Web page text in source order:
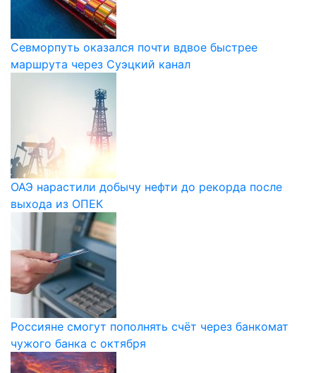
Севморпуть оказался почти вдвое быстрее
маршрута через Суэцкий канал
ОАЭ нарастили добычу нефти до рекорда после
выхода из ОПЕК
Россияне смогут пополнять счёт через банкомат
чужого банка с октября